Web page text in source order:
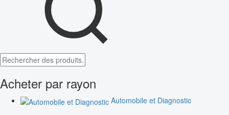
Acheter par rayon
Automobile et Diagnostic